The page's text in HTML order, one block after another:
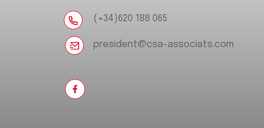
(+34)620 188 065
president@csa-associats.com